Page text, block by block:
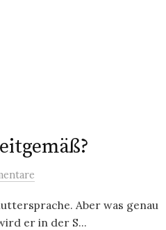
Aber was genau
er in der S...